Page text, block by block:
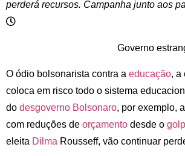
perderá recursos. Campanha junto aos
Governo estrangula
O ódio bolsonarista contra a educação, a
coloca em risco todo o sistema
do desgoverno Bolsonaro, por exemplo,
com reduções de orçamento desde o
eleita Dilma Rousseff, vão continuar